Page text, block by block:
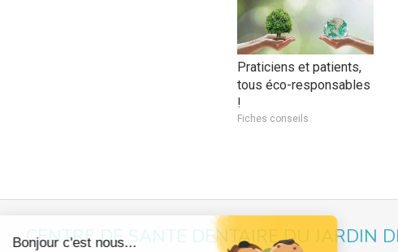
Praticiens et patients,
tous éco-responsables
!
Fiches conseils
CENTRE DE SANTE DENTAIRE DU JARDIN